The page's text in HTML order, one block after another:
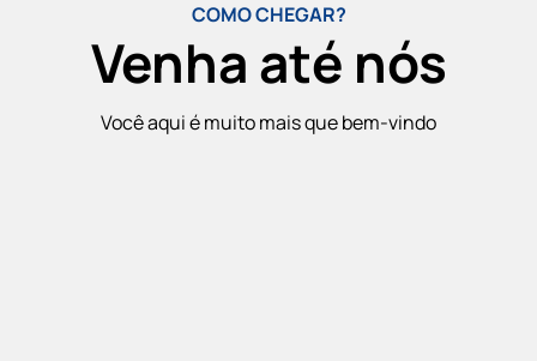
COMO CHEGAR?
Venha até nós
Você aqui é muito mais que bem-vindo